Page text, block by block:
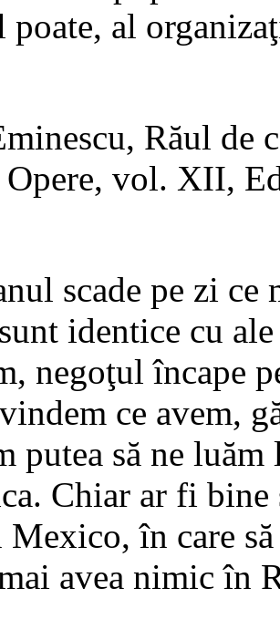
al
Răul de
vol. XII,
scade pe zi
identice cu
negoţul încape
ce avem,
putea să ne
Chiar ar fi bine
în care
avea nimic în